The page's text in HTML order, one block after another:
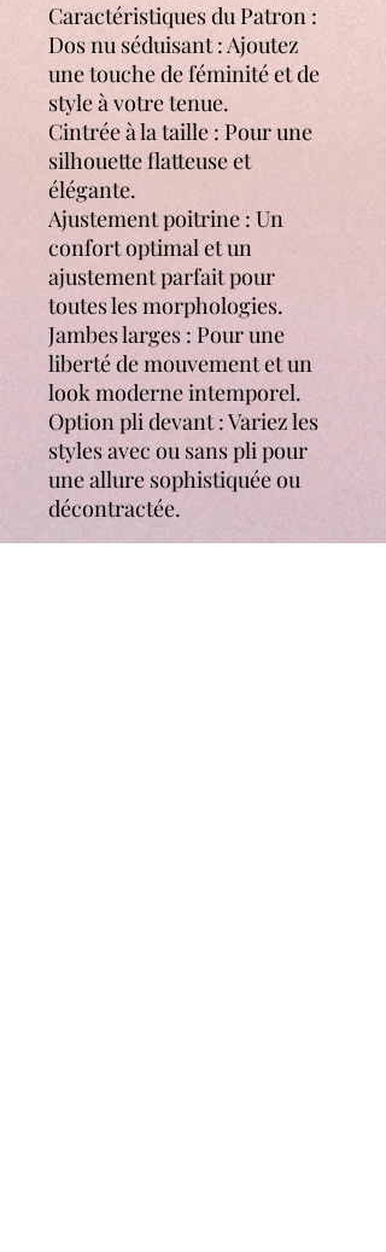
Caractéristiques du Patron :
Dos nu séduisant : Ajoutez
une touche de féminité et de
style à votre tenue.
Cintrée à la taille : Pour une
silhouette flatteuse et
élégante.
Ajustement poitrine : Un
confort optimal et un
ajustement parfait pour
toutes les morphologies.
Jambes larges : Pour une
liberté de mouvement et un
look moderne intemporel.
Option pli devant : Variez les
styles avec ou sans pli pour
une allure sophistiquée ou
décontractée.